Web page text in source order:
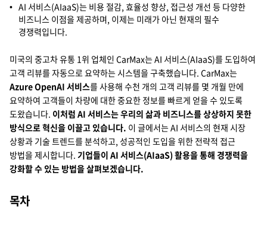
리소스
회사정보
회사소개
투자정보
지속가능경영
뉴스룸
지원
고객 지원
파트너 지원
AI 서비스(AIaaS)는 비용 절감, 효율성 향상, 접근성 개선 등 다양한
비즈니스 이점을 제공하며, 이제는 미래가 아닌 현재의 필수
경쟁력입니다.
미국의 중고차 유통 1위 업체인 CarMax는 AI 서비스(AIaaS)를 도입하여
고객 리뷰를 자동으로 요약하는 시스템을 구축했습니다. CarMax는
Azure OpenAI 서비스를 사용해 수천 개의 고객 리뷰를 몇 개월 만에
요약하여 고객들이 차량에 대한 중요한 정보를 빠르게 얻을 수 있도록
도왔습니다. 이처럼 AI 서비스는 우리의 삶과 비즈니스를 상상하지 못한
방식으로 혁신을 이끌고 있습니다. 이 글에서는 AI 서비스의 현재 시장
상황과 기술 트렌드를 분석하고, 성공적인 도입을 위한 전략적 접근
방법을 제시합니다. 기업들이 AI 서비스(AIaaS) 활용을 통해 경쟁력을
강화할 수 있는 방법을 살펴보겠습니다.
목차